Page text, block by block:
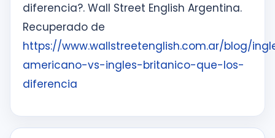
diferencia?. Wall Street English Argentina.
Recuperado de
https://www.wallstreetenglish.com.ar/blog/
americano-vs-ingles-britanico-que-los-
diferencia